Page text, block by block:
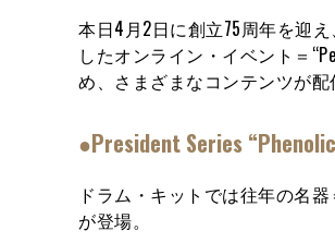
本日4月2日に創立75周年を迎
したオンライン・イベント＝
め、さまざまなコンテンツが
●President Series
ドラム・キットでは往年の名器
が登場。